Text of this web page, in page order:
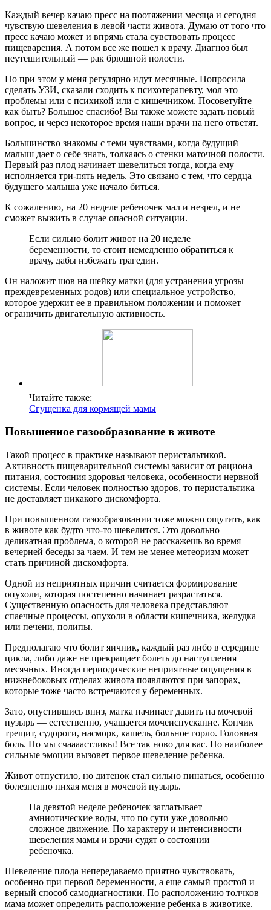
Каждый вечер качаю пресс на поотяжении месяца и сегодня
чувствую шевеления в левой части живота. Думаю от того что
пресс качаю может и впрямь стала сувствовать процесс
пищеварения. А потом все же пошел к врачу. Диагноз был
неутешительный — рак брюшной полости.
Но при этом у меня регулярно идут месячные. Попросила
сделать УЗИ, сказали сходить к психотерапевту, мол это
проблемы или с психикой или с кишечником. Посоветуйте
как быть? Большое спасибо! Вы также можете задать новый
вопрос, и через некоторое время наши врачи на него ответят.
Большинство знакомы с теми чувствами, когда будущий
малыш дает о себе знать, толкаясь о стенки маточной полости.
Первый раз плод начинает шевелиться тогда, когда ему
исполняется три-пять недель. Это связано с тем, что сердца
будущего малыша уже начало биться.
К сожалению, на 20 неделе ребеночек мал и незрел, и не
сможет выжить в случае опасной ситуации.
Если сильно болит живот на 20 неделе
беременности, то стоит немедленно обратиться к
врачу, дабы избежать трагедии.
Он наложит шов на шейку матки (для устранения угрозы
преждевременных родов) или специальное устройство,
которое удержит ее в правильном положении и поможет
ограничить двигательную активность.
Читайте также:
Сгущенка для кормящей мамы
Повышенное газообразование в животе
Такой процесс в практике называют перистальтикой.
Активность пищеварительной системы зависит от рациона
питания, состояния здоровья человека, особенности нервной
системы. Если человек полностью здоров, то перистальтика
не доставляет никакого дискомфорта.
При повышенном газообразовании тоже можно ощутить, как
в животе как будто что-то шевелится. Это довольно
деликатная проблема, о которой не расскажешь во время
вечерней беседы за чаем. И тем не менее метеоризм может
стать причиной дискомфорта.
Одной из неприятных причин считается формирование
опухоли, которая постепенно начинает разрастаться.
Существенную опасность для человека представляют
спаечные процессы, опухоли в области кишечника, желудка
или печени, полипы.
Предполагаю что болит яичник, каждый раз либо в середине
цикла, либо даже не прекращает болеть до наступления
месячных. Иногда периодические неприятные ощущения в
нижнебоковых отделах живота появляются при запорах,
которые тоже часто встречаются у беременных.
Зато, опустившись вниз, матка начинает давить на мочевой
пузырь — естественно, учащается мочеиспускание. Копчик
трещит, судороги, насморк, кашель, больное горло. Головная
боль. Но мы счаааастливы! Все так ново для вас. Но наиболее
сильные эмоции вызовет первое шевеление ребенка.
Живот отпустило, но дитенок стал сильно пинаться, особенно
болезненно пихая меня в мочевой пузырь.
На девятой неделе ребеночек заглатывает
амниотические воды, что по сути уже довольно
сложное движение. По характеру и интенсивности
шевеления мамы и врачи судят о состоянии
ребеночка.
Шевеление плода непередаваемо приятно чувствовать,
особенно при первой беременности, а еще самый простой и
верный способ самодиагностики. По расположению толчков
мама может определить расположение ребенка в животике.